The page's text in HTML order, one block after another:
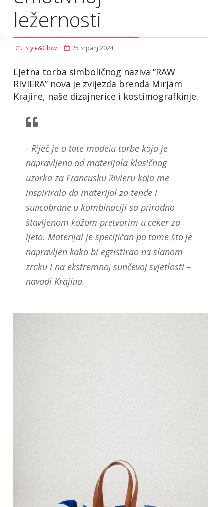
ležernosti
Style&Glow 25 Srpanj 2024
Ljetna torba simboličnog naziva “RAW
RIVIERA” nova je zvijezda brenda Mirjam
Krajine, naše dizajnerice i kostimografkinje.
- Riječ je o tote modelu torbe koja je
napravljena od materijala klasičnog
uzorka za Francusku Rivieru koja me
inspirirala da materijal za tende i
suncobrane u kombinaciji sa prirodno
štavljenom kožom pretvorim u ceker za
ljeto. Materijal je specifičan po tome što je
napravljen kako bi egzistirao na slanom
zraku i na ekstremnoj sunčevoj svjetlosti –
navodi Krajina.